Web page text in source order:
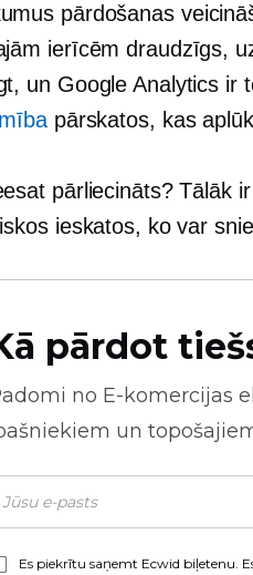
pārdošanas
ierīcēm draudzīgs,
un Google Analytics ir
pārskatos, kas
pārliecināts? Tālāk
ieskatos, ko var
pārdot
no E-komercijas
un
Es piekrītu saņemt Ecwid biļetenu.